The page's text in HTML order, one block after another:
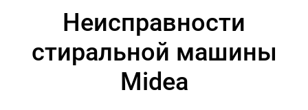
Неисправности
стиральной машины
Midea